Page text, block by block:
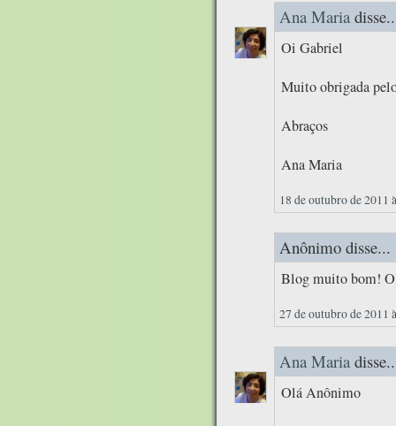
Ana Maria
Oi Gabriel
Muito obrigada
Abraços
Ana Maria
18 de outubro de 2011
Anônimo disse...
Blog muito bom!
27 de outubro de 2011
Ana Maria
Olá Anônimo